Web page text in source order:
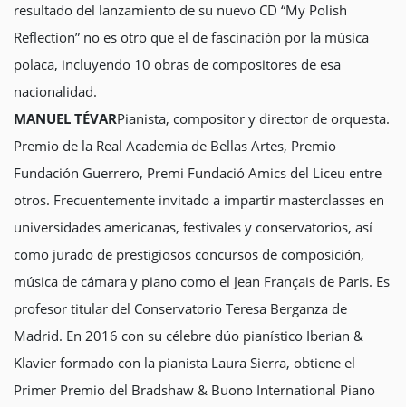
resultado del lanzamiento de su nuevo CD “My Polish
Reflection” no es otro que el de fascinación por la música
polaca, incluyendo 10 obras de compositores de esa
nacionalidad.
MANUEL TÉVARPianista, compositor y director de orquesta.
Premio de la Real Academia de Bellas Artes, Premio
Fundación Guerrero, Premi Fundació Amics del Liceu entre
otros. Frecuentemente invitado a impartir masterclasses en
universidades americanas, festivales y conservatorios, así
como jurado de prestigiosos concursos de composición,
música de cámara y piano como el Jean Français de Paris. Es
profesor titular del Conservatorio Teresa Berganza de
Madrid. En 2016 con su célebre dúo pianístico Iberian &
Klavier formado con la pianista Laura Sierra, obtiene el
Primer Premio del Bradshaw & Buono International Piano